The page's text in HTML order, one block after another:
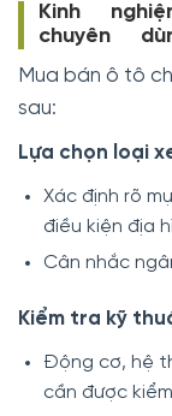
Kinh
chuyên
Mua bán ô tô
sau:
Lựa chọn loại
Xác định rõ
điều kiện địa
Cân nhắc
Kiểm tra kỹ
Động cơ, hệ
cần được